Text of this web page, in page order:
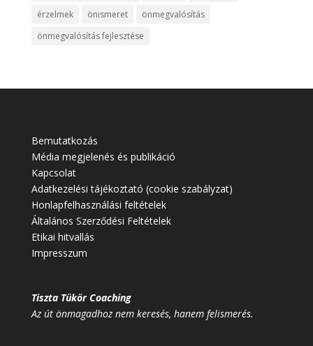
érzelmek
önismeret
önmegvalósítás
önmegvalósítás fejlesztése
Bemutatkozás
Média megjelenés és publikáció
Kapcsolat
Adatkezelési tájékoztató (cookie szabályzat)
Honlapfelhasználási feltételek
Általános Szerződési Feltételek
Etikai hitvallás
Impresszum
Tiszta Tükör Coaching
Az út önmagadhoz nem keresés, hanem felismerés.